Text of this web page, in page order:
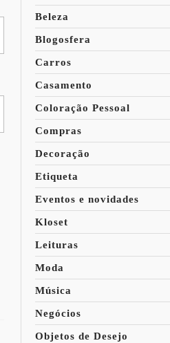
Beleza
Blogosfera
Carros
Casamento
Coloração Pessoal
Compras
Decoração
Etiqueta
Eventos e novidades
Kloset
Leituras
Moda
Música
Negócios
Objetos de Desejo